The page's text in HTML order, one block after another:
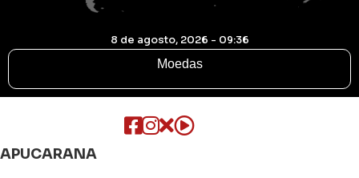
8 de agosto, 2026 - 09:36
Moedas
APUCARANA